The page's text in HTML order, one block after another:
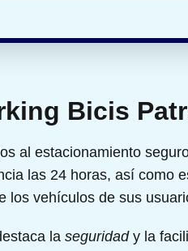
Bicis
al estacionamiento
las 24 horas, así como
los vehículos de sus
la seguridady la